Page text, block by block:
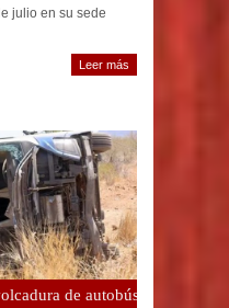
julio en su sede
Leer más
de autobús